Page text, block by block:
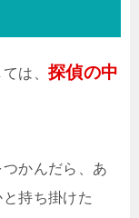
は、 探偵の中
かんだら、あ
持ち掛けた